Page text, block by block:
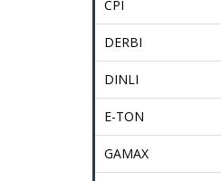
CPI
DERBI
DINLI
E-TON
GAMAX